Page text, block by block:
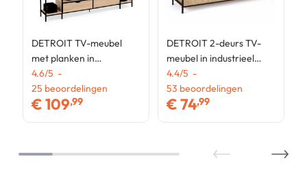
DETROIT TV-meubel
met planken in
industrieel ontwerp 193
cm
4.6/5 -
25 beoordelingen
€109,99
DETROIT 2-deurs TV-
meubel in industrieel
ontwerp 140 cm
4.4/5 -
53 beoordelingen
€74,99